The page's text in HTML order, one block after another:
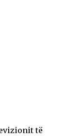
të